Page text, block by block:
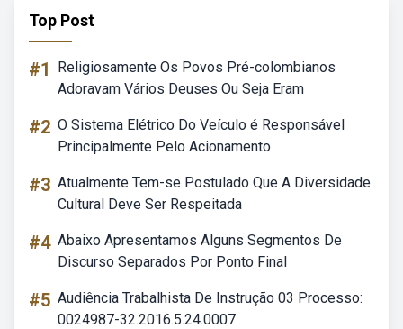
Top Post
#1
Religiosamente Os Povos Pré-colombianos
Adoravam Vários Deuses Ou Seja Eram
#2 O Sistema Elétrico Do Veículo é Responsável
Principalmente Pelo Acionamento
#3 Atualmente Tem-se Postulado Que A Diversidade
Cultural Deve Ser Respeitada
#4 Abaixo Apresentamos Alguns Segmentos De
Discurso Separados Por Ponto Final
#5 Audiência Trabalhista De Instrução 03 Processo:
0024987-32.2016.5.24.0007